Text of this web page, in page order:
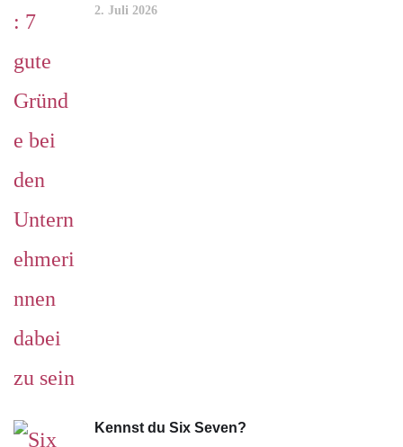
2. Juli 2026
Kennst du Six Seven?